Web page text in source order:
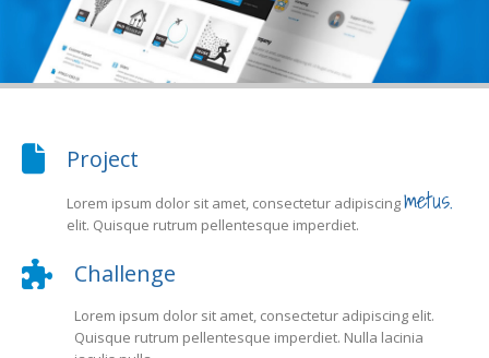
Project
Lorem ipsum dolor sit amet, consectetur adipiscingmetus.
elit. Quisque rutrum pellentesque imperdiet.
Challenge
Lorem ipsum dolor sit amet, consectetur adipiscing elit.
Quisque rutrum pellentesque imperdiet. Nulla lacinia